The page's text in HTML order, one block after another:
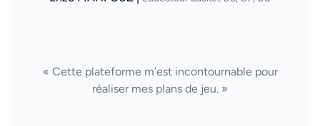
« Cette plateforme m’est incontournable pour
réaliser mes plans de jeu. »